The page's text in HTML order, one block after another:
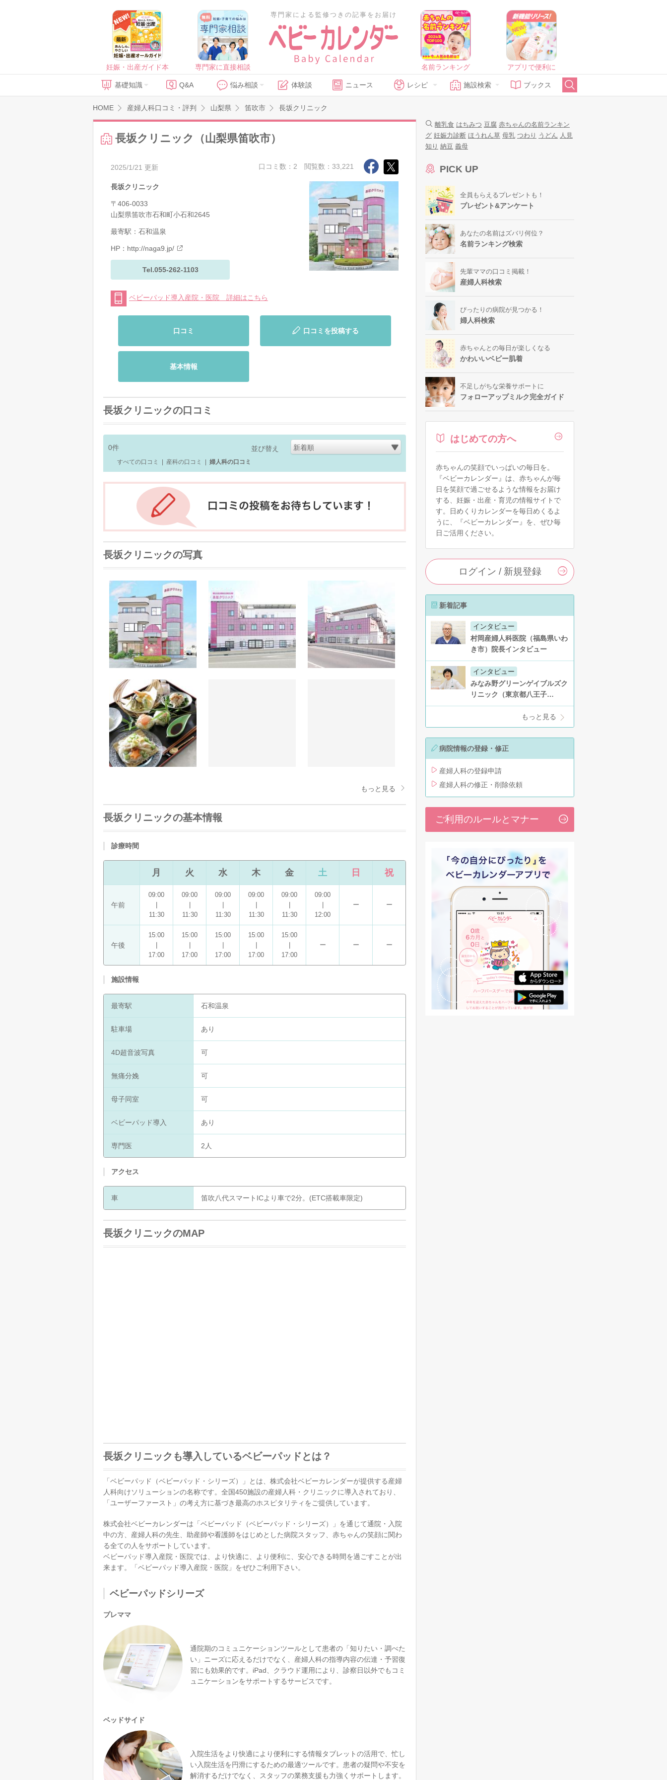
妊娠・出産ガイド本 専門家に直接相談
専門家による監修つきの記事をお届け
名前ランキング アプリで便利に
基礎知識 Q&A 悩み相談 体験談 ニュース レシピ 施設検索 ブックス
HOME 産婦人科口コミ・評判 山梨県 笛吹市 長坂クリニック
長坂クリニック（山梨県笛吹市）
2025/1/21 更新 口コミ数：2 閲覧数：33,221
長坂クリニック
〒406-0033
山梨県笛吹市石和町小石和2645
最寄駅：石和温泉
HP： http://naga9.jp/
Tel.055-262-1103
ベビーパッド導入産院・医院 詳細はこちら
口コミ 口コミを投稿する
基本情報
長坂クリニックの口コミ
0件 並び替え 新着順
すべての口コミ 産科の口コミ 婦人科の口コミ
長坂クリニックの写真
もっと見る
長坂クリニックの基本情報
診療時間
月 火 水 木 金 土 日 祝
午前
09:00
11:30
09:00
11:30
09:00
11:30
09:00
11:30
09:00
11:30
09:00
12:00
ー ー
午後
15:00
17:00
15:00
17:00
15:00
17:00
15:00
17:00
15:00
17:00
ー ー ー
施設情報
最寄駅 石和温泉
駐車場 あり
4D超音波写真 可
無痛分娩 可
母子同室 可
ベビーパッド導入 あり
専門医 2人
アクセス
車 笛吹八代スマートICより車で2分。(ETC搭載車限定)
長坂クリニックのMAP
長坂クリニックも導入しているベビーパッドとは？
「ベビーパッド（ベビーパッド・シリーズ）」とは、株式会社ベビーカレンダーが提供する産婦
人科向けソリューションの名称です。全国450施設の産婦人科・クリニックに導入されており、
「ユーザーファースト」の考え方に基づき最高のホスピタリティをご提供しています。
株式会社ベビーカレンダーは「ベビーパッド（ベビーパッド・シリーズ）」を通じて通院・入院
中の方、産婦人科の先生、助産師や看護師をはじめとした病院スタッフ、赤ちゃんの笑顔に関わ
る全ての人をサポートしています。
ベビーパッド導入産院・医院では、より快適に、より便利に、安心できる時間を過ごすことが出
来ます。「ベビーパッド導入産院・医院」をぜひご利用下さい。
ベビーパッドシリーズ
プレママ
通院期のコミュニケーションツールとして患者の「知りたい・調べた
い」ニーズに応えるだけでなく、産婦人科の指導内容の伝達・予習復
習にも効果的です。iPad、クラウド運用により、診察日以外でもコミ
ュニケーションをサポートするサービスです。
ベッドサイド
入院生活をより快適により便利にする情報タブレットの活用で、忙し
い入院生活を円滑にするための最適ツールです。患者の疑問や不安を
解消するだけでなく、スタッフの業務支援も力強くサポートします。
離乳食 はちみつ 豆腐 赤ちゃんの名前ランキン
グ 妊娠力診断 ほうれん草 母乳 つわり うどん 人見
知り 納豆 義母
PICK UP
全員もらえるプレゼントも！
プレゼント&アンケート
あなたの名前はズバリ何位？
名前ランキング検索
先輩ママの口コミ掲載！
産婦人科検索
ぴったりの病院が見つかる！
婦人科検索
赤ちゃんとの毎日が楽しくなる
かわいいベビー肌着
不足しがちな栄養サポートに
フォローアップミルク完全ガイド
はじめての方へ
赤ちゃんの笑顔でいっぱいの毎日を。
『ベビーカレンダー』は、赤ちゃんが毎
日を笑顔で過ごせるような情報をお届け
する、妊娠・出産・育児の情報サイトで
す。日めくりカレンダーを毎日めくるよ
うに、『ベビーカレンダー』を、ぜひ毎
日ご活用ください。
ログイン / 新規登録
新着記事
インタビュー
村岡産婦人科医院（福島県いわ
き市）院長インタビュー
インタビュー
みなみ野グリーンゲイブルズク
リニック（東京都八王子…
もっと見る
病院情報の登録・修正
産婦人科の登録申請
産婦人科の修正・削除依頼
ご利用のルールとマナー